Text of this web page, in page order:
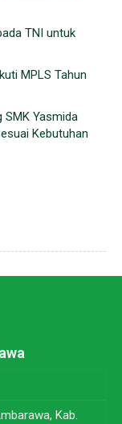
TNI untuk
MPLS Tahun
SMK Yasmida
Kebutuhan
Kab.